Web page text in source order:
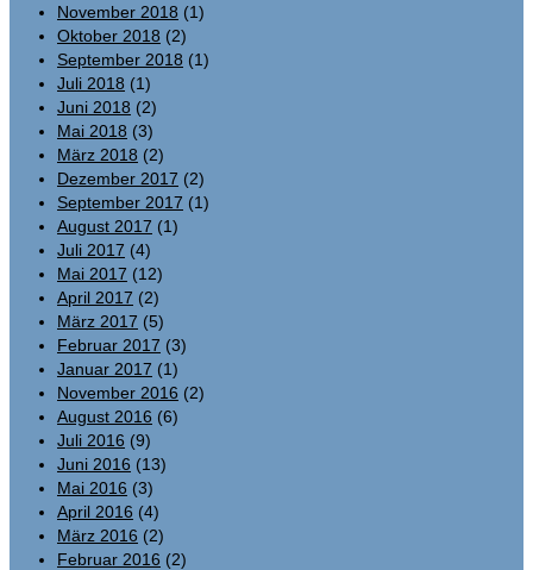
November 2018 (1)
Oktober 2018 (2)
September 2018 (1)
Juli 2018 (1)
Juni 2018 (2)
Mai 2018 (3)
März 2018 (2)
Dezember 2017 (2)
September 2017 (1)
August 2017 (1)
Juli 2017 (4)
Mai 2017 (12)
April 2017 (2)
März 2017 (5)
Februar 2017 (3)
Januar 2017 (1)
November 2016 (2)
August 2016 (6)
Juli 2016 (9)
Juni 2016 (13)
Mai 2016 (3)
April 2016 (4)
März 2016 (2)
Februar 2016 (2)